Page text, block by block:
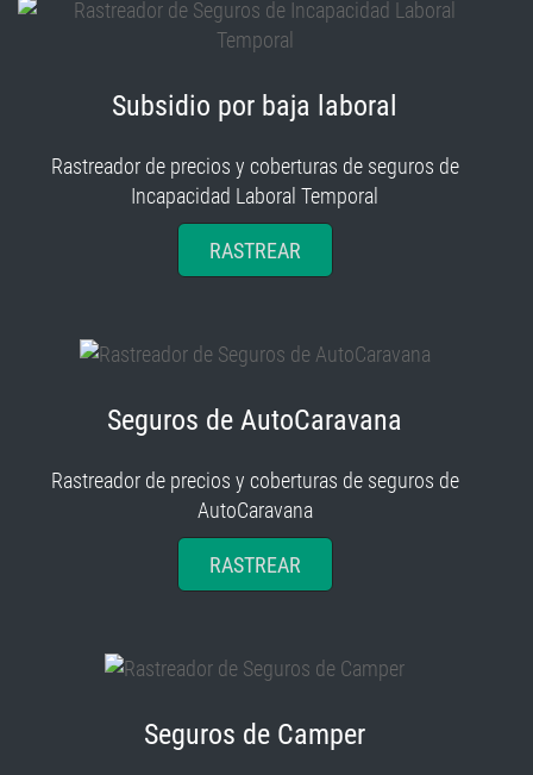
Subsidio por baja laboral
Rastreador de precios y coberturas de seguros de
Incapacidad Laboral Temporal
RASTREAR
Seguros de AutoCaravana
Rastreador de precios y coberturas de seguros de
AutoCaravana
RASTREAR
Seguros de Camper